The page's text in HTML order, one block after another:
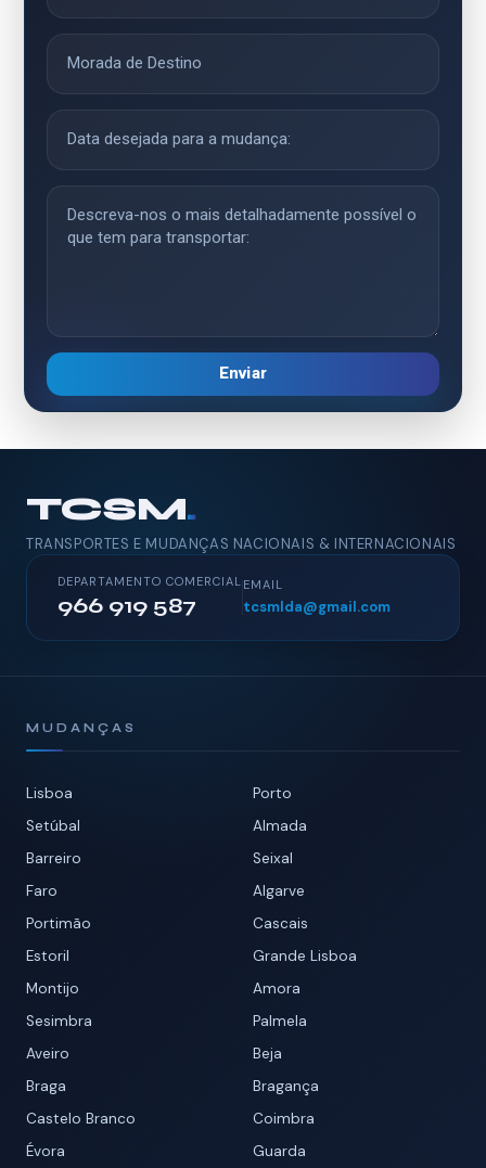
Enviar
TCSM.
TRANSPORTES E MUDANÇAS NACIONAIS & INTERNACIONAIS
DEPARTAMENTO COMERCIAL
966 919 587
EMAIL
tcsmlda@gmail.com
MUDANÇAS
Lisboa
Porto
Setúbal
Almada
Barreiro
Seixal
Faro
Algarve
Portimão
Cascais
Estoril
Grande Lisboa
Montijo
Amora
Sesimbra
Palmela
Aveiro
Beja
Braga
Bragança
Castelo Branco
Coimbra
Évora
Guarda